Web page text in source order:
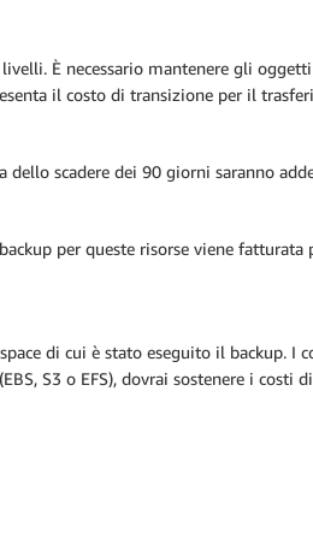
È necessario mantenere gli
il costo di transizione per il
scadere dei 90 giorni saranno
per queste risorse viene fatturata
di cui è stato eseguito il backup. I
S3 o EFS), dovrai sostenere i costi